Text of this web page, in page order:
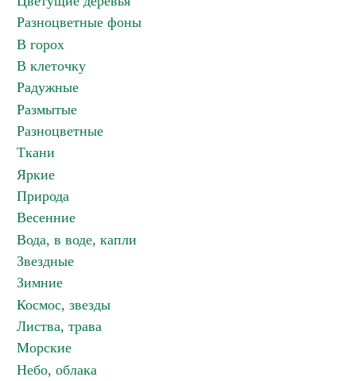
Разноцветные фоны
В горох
В клеточку
Радужные
Размытые
Разноцветные
Ткани
Яркие
Природа
Весенние
Вода, в воде, капли
Звездные
Зимние
Космос, звезды
Листва, трава
Морские
Небо, облака